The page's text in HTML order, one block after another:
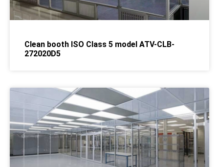
Clean booth ISO Class 5 model ATV-CLB-
272020D5